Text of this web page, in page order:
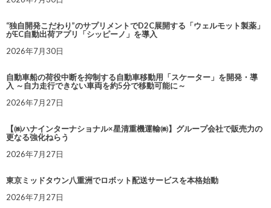
“独自開発こだわり”のサプリメントでD2C展開する「ウェルモット製薬」
がEC自動出荷アプリ「シッピーノ」を導入
2026年7月30日
自動車船の荷役中断を抑制する自動車移動用「スケーター」を開発・導
入 ～自力走行できない車両を約5分で移動可能に～
2026年7月27日
【㈱ハナインターナショナル×星清重機運輸㈱】グループ会社で販売力の
更なる強化ねらう
2026年7月27日
東京ミッドタウン八重洲でロボット配送サービスを本格始動
2026年7月27日